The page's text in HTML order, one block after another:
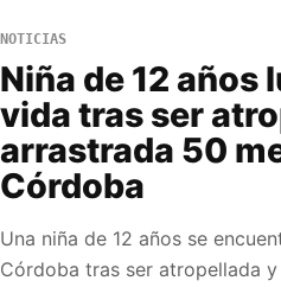
NOTICIAS
Niña de 12 años
vida tras ser
arrastrada 50
Córdoba
Una niña de 12 años se
Córdoba tras ser atropellada